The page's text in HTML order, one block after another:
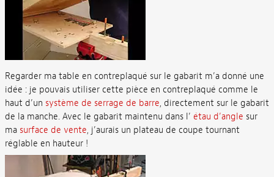
Regarder ma table en contreplaqué sur le gabarit m’a donné une
idée : je pouvais utiliser cette pièce en contreplaqué comme le
haut d’un système de serrage de barre, directement sur le gabarit
de la manche. Avec le gabarit maintenu dans l’ étau d’angle sur
ma surface de vente, j’aurais un plateau de coupe tournant
réglable en hauteur !